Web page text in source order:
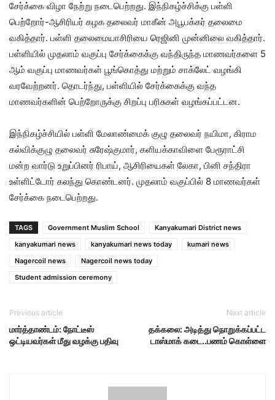
சேர்க்கை விழா நேற்று நடைபெற்றது. இந்நிகழ்ச்சிக்கு பள்ளி
பெற்றோர்-ஆசிரியர் கழக தலைவர் மாகீன் அபூபக்கர் தலைமை
வகித்தார். பள்ளி தலைமையாசிரியை ரெஜினி முன்னிலை வகித்தார்.
பள்ளியில் முதலாம் வகுப்பு சேர்க்கைக்கு வந்திருந்த மாணவர்களை 5
ஆம் வகுப்பு மாணவர்கள் பூங்கொத்து மற்றும் சாக்லேட் வழங்கி
வரவேற்றனர். தொடர்ந்து, பள்ளியில் சேர்க்கைக்கு வந்த
மாணவர்களின் பெற்றோருக்கு சிறப்பு பரிசுகள் வழங்கப்பட்டன.
இந்நிகழ்ச்சியில் பள்ளி மேலாண்மைக் குழு தலைவர் நயிமா, கிராம
கல்விக்குழு தலைவர் சுரேஷ்குமார், களியக்காவிளை பேரூராட்சி
மன்ற வார்டு உறுப்பினர் ரிபாய், ஆசிரியைகள் லேகா, பினி சந்திரா
உள்ளிட்டோர் கலந்து கொண்டனர். முதலாம் வகுப்பில் 8 மாணவர்கள்
சேர்க்கை நடைபெற்றது.
TAGS Government Muslim School
Kanyakumari District news
kanyakumari news
kanyakumari news today
kumari news
Nagercoil news
Nagercoil news today
Student admission ceremony
Previous article
மார்த்தாண்டம்: நோட்டீஸ்
ஒட்டியவர்கள் மீது வழக்கு பதிவு
Next article
தக்கலை: அடித்து நொறுக்கப்பட்ட
டாஸ்மாக் கடை..பணம் கொள்ளை